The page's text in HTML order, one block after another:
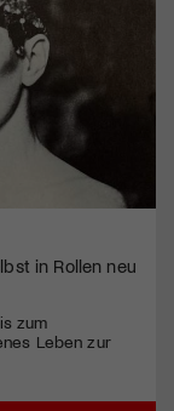
in Rollen neu
zum
Leben zur